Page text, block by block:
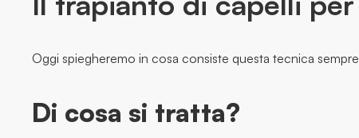
Oggi spiegheremo in cosa consiste questa tecnica
Di cosa si tratta?